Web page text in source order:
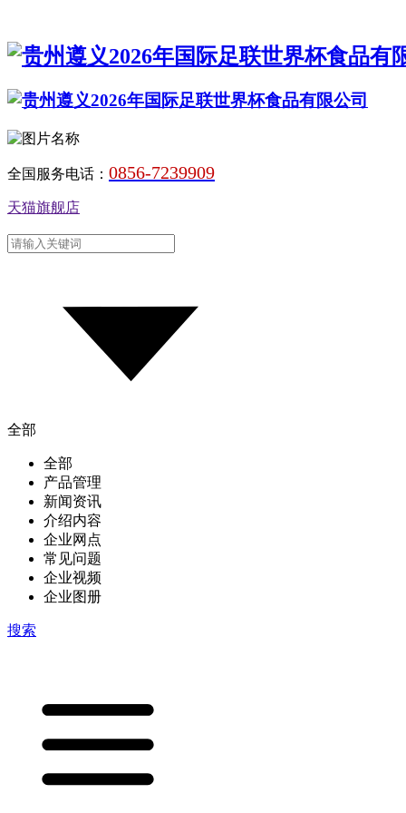
全国服务电话： 0856-7239909
天猫旗舰店
全部
全部
产品管理
新闻资讯
介绍内容
企业网点
常见问题
企业视频
企业图册
搜索